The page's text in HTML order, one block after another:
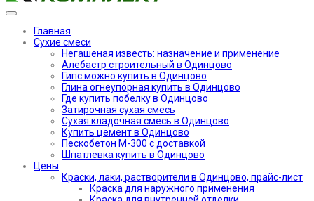
Главная
Сухие смеси
Негашеная известь: назначение и применение
Алебастр строительный в Одинцово
Гипс можно купить в Одинцово
Глина огнеупорная купить в Одинцово
Где купить побелку в Одинцово
Затирочная сухая смесь
Сухая кладочная смесь в Одинцово
Купить цемент в Одинцово
Пескобетон М-300 с доставкой
Шпатлевка купить в Одинцово
Цены
Краски, лаки, растворители в Одинцово, прайс-лист
Краска для наружного применения